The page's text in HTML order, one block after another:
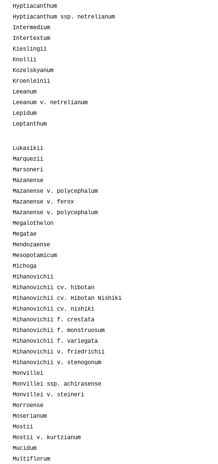
Hyptiacanthum
Hyptiacanthum ssp. netrelianum
Intermedium
Intertextum
Kieslingii
Knollii
Kozelskyanum
Kroenleinii
Leeanum
Leeanum v. netrelianum
Lepidum
Leptanthum
Lukasikii
Marquezii
Marsoneri
Mazanense
Mazanense v. polycephalum
Mazanense v. ferox
Mazanense v. polycephalum
Megalothelon
Megatae
Mendozaense
Mesopotamicum
Michoga
Mihanovichii
Mihanovichii cv. hibotan
Mihanovichii cv. Hibotan Nishiki
Mihanovichii cv. nishiki
Mihanovichii f. crestata
Mihanovichii f. monstruosum
Mihanovichii f. variegata
Mihanovichii v. friedrichii
Mihanovichii v. stenogonum
Monvillei
Monvillei ssp. achirasense
Monvillei v. steineri
Morroense
Moserianum
Mostii
Mostii v. kurtzianum
Mucidum
Multiflorum